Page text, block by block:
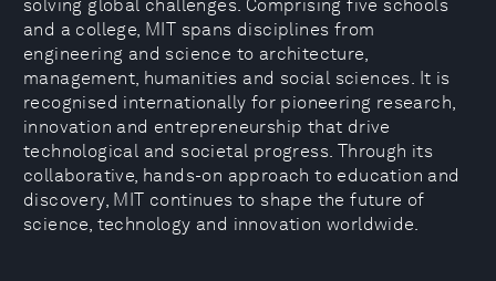
solving global challenges. Comprising five schools
and a college, MIT spans disciplines from
engineering and science to architecture,
management, humanities and social sciences. It is
recognised internationally for pioneering research,
innovation and entrepreneurship that drive
technological and societal progress. Through its
collaborative, hands-on approach to education and
discovery, MIT continues to shape the future of
science, technology and innovation worldwide.